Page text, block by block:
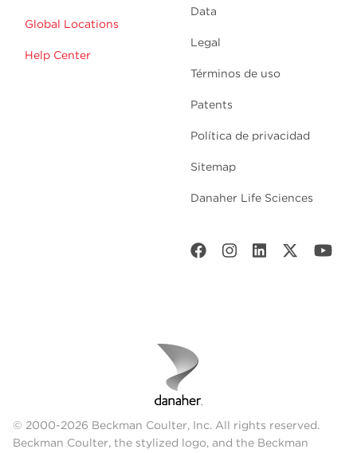
Global Locations
Help Center
Data
Legal
Términos de uso
Patents
Política de privacidad
Sitemap
Danaher Life Sciences
© 2000-2026 Beckman Coulter, Inc. All rights reserved.
Beckman Coulter, the stylized logo, and the Beckman